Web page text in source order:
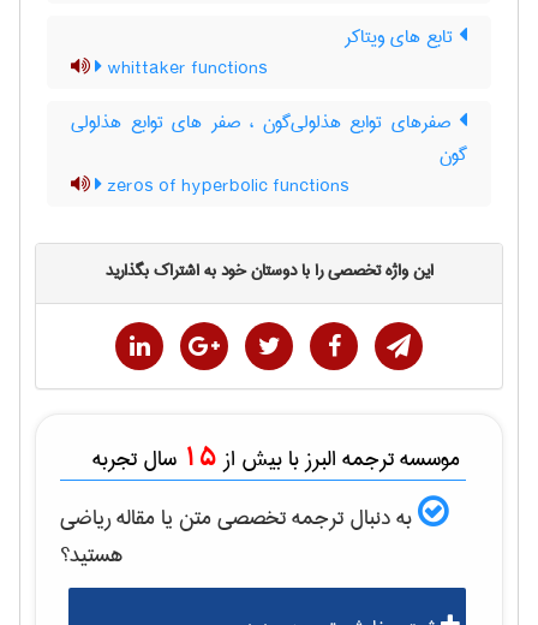
تابع های ویتاکر
whittaker functions
صفرهای توابع هذلولی‌گون ، صفر های توابع هذلولی
گون
zeros of hyperbolic functions
این واژه تخصصی را با دوستان خود به اشتراک بگذارید
موسسه ترجمه البرز با بیش از 15 سال تجربه
به دنبال ترجمه تخصصی متن یا مقالهرياضی
هستید؟